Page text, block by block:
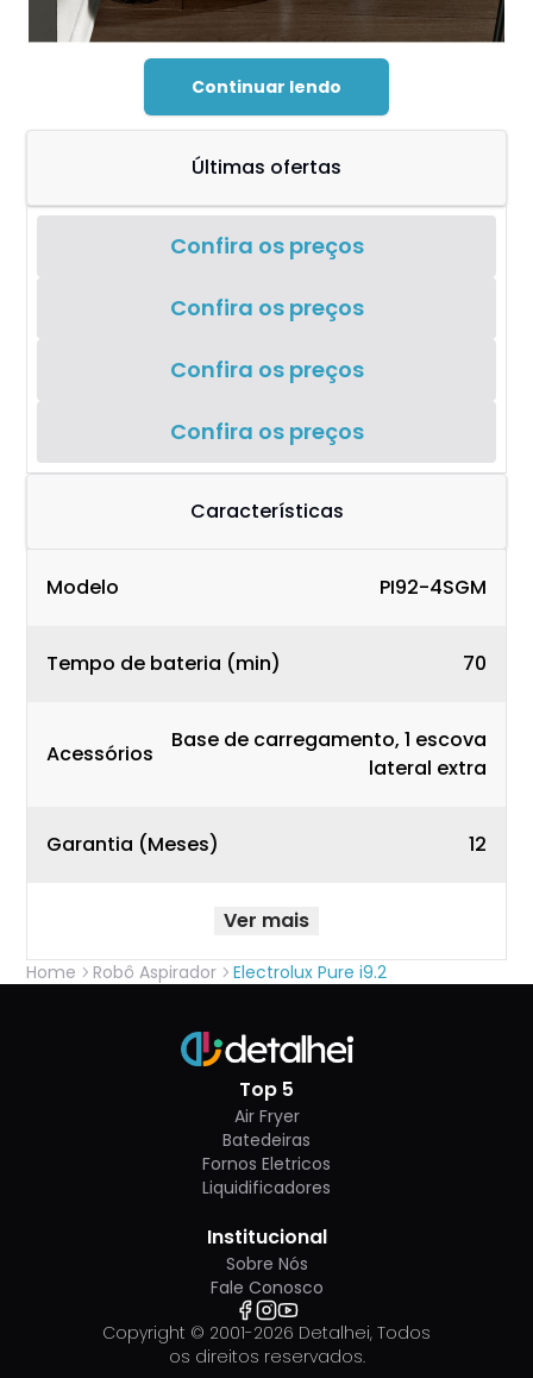
Continuar lendo
Últimas ofertas
Confira os preços
Confira os preços
Confira os preços
Confira os preços
Características
Modelo PI92-4SGM
Tempo de bateria (min) 70
Acessórios
Base de carregamento, 1 escova
lateral extra
Garantia (Meses) 12
Ver mais
Home Robô Aspirador Electrolux Pure i9.2
Top 5
Air Fryer
Batedeiras
Fornos Eletricos
Liquidificadores
Institucional
Sobre Nós
Fale Conosco
Copyright © 2001-2026 Detalhei, Todos
os direitos reservados.